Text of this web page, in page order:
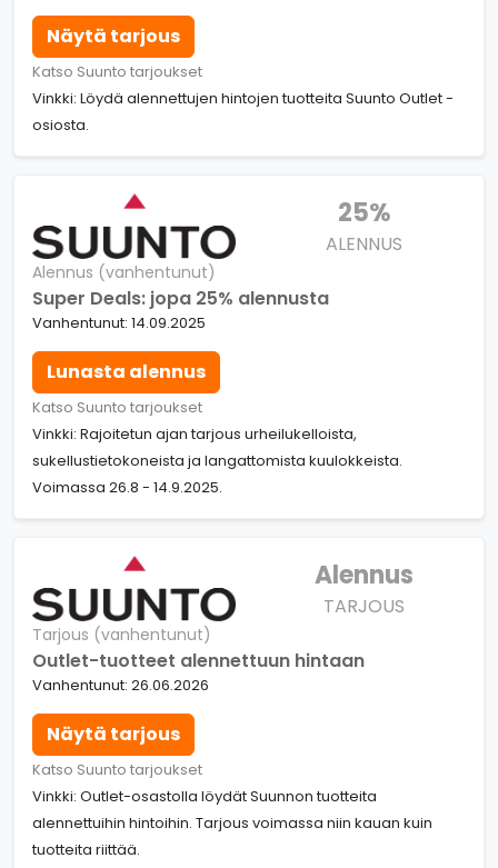
Näytä tarjous
Katso Suunto tarjoukset
Vinkki: Löydä alennettujen hintojen tuotteita Suunto Outlet -
osiosta.
25%
ALENNUS
Alennus (vanhentunut)
Super Deals: jopa 25% alennusta
Vanhentunut: 14.09.2025
Lunasta alennus
Katso Suunto tarjoukset
Vinkki: Rajoitetun ajan tarjous urheilukelloista,
sukellustietokoneista ja langattomista kuulokkeista.
Voimassa 26.8 - 14.9.2025.
Alennus
TARJOUS
Tarjous (vanhentunut)
Outlet-tuotteet alennettuun hintaan
Vanhentunut: 26.06.2026
Näytä tarjous
Katso Suunto tarjoukset
Vinkki: Outlet-osastolla löydät Suunnon tuotteita
alennettuihin hintoihin. Tarjous voimassa niin kauan kuin
tuotteita riittää.